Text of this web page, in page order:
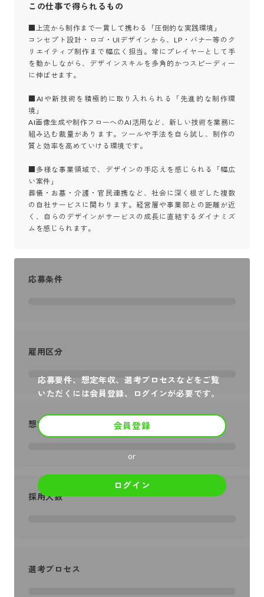
この仕事で得られるもの
■上流から制作まで一貫して携わる「圧倒的な実践環境」
コンセプト設計・ロゴ・UIデザインから、LP・バナー等のク
リエイティブ制作まで幅広く担当。常にプレイヤーとして手
を動かしながら、デザインスキルを多角的かつスピーディー
に伸ばせます。
■AIや新技術を積極的に取り入れられる「先進的な制作環
境」
AI画像生成や制作フローへのAI活用など、新しい技術を業務に
組み込む裁量があります。ツールや手法を自ら試し、制作の
質と効率を高めていける環境です。
■多様な事業領域で、デザインの手応えを感じられる「幅広
い案件」
葬儀・お墓・介護・官民連携など、社会に深く根ざした複数
の自社サービスに関わります。経営層や事業部との距離が近
く、自らのデザインがサービスの成長に直結するダイナミズ
ムを感じられます。
応募要件、想定年収、選考プロセスなどをご覧
いただくには会員登録、ログインが必要です。
会員登録
or
ログイン
応募条件
雇用区分
想定年収
採用人数
選考プロセス